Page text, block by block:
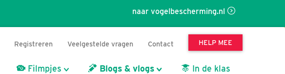
naar vogelbescherming.nl
Registreren Veelgestelde vragen Contact HELP MEE
Filmpjes Blogs & vlogs In de klas